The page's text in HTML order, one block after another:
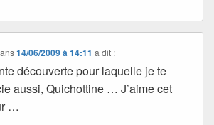
14/06/2009 à 14:11 a dit :
découverte pour laquelle je te
aussi, Quichottine … J’aime cet
…